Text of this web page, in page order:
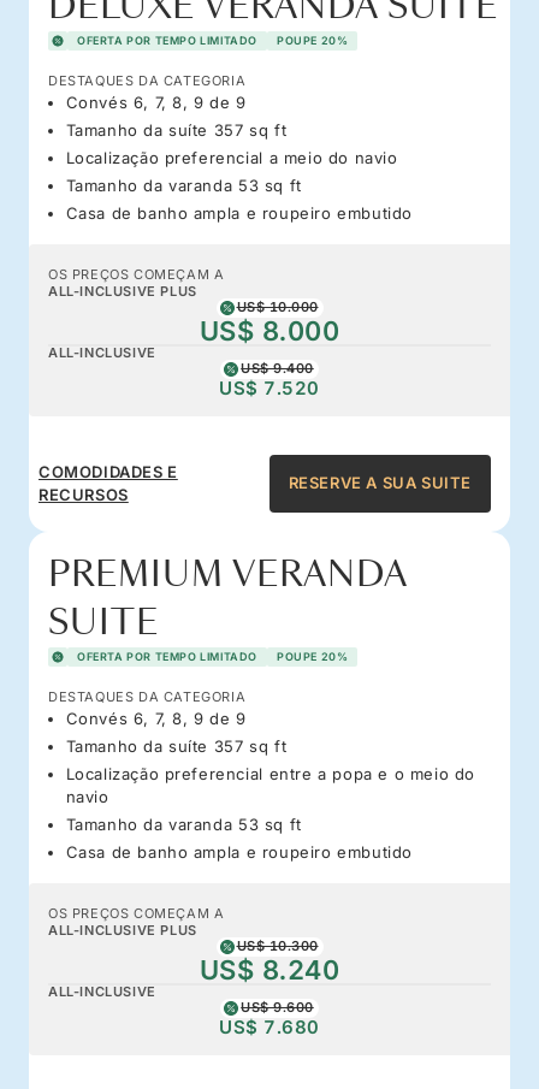
OFERTA POR TEMPO LIMITADO POUPE 20%
DESTAQUES DA CATEGORIA
Convés 6, 7, 8, 9 de 9
Tamanho da suíte 357 sq ft
Localização preferencial a meio do navio
Tamanho da varanda 53 sq ft
Casa de banho ampla e roupeiro embutido
OS PREÇOS COMEÇAM A
ALL-INCLUSIVE PLUS
US$ 10.000
US$ 8.000
ALL-INCLUSIVE
US$ 9.400
US$ 7.520
COMODIDADES E
RECURSOS
RESERVE A SUA SUITE
PREMIUM VERANDA
SUITE
OFERTA POR TEMPO LIMITADO POUPE 20%
DESTAQUES DA CATEGORIA
Convés 6, 7, 8, 9 de 9
Tamanho da suíte 357 sq ft
Localização preferencial entre a popa e o meio do
navio
Tamanho da varanda 53 sq ft
Casa de banho ampla e roupeiro embutido
OS PREÇOS COMEÇAM A
ALL-INCLUSIVE PLUS
US$ 10.300
US$ 8.240
ALL-INCLUSIVE
US$ 9.600
US$ 7.680